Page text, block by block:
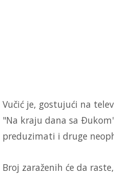
Vučić je, gostujući na
"Na kraju dana sa
preduzimati i druge
Broj zaraženih će da